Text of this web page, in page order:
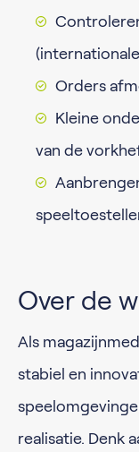
Orders
Kleine
van de
Over de
Als
stabiel en
realisatie. Denk